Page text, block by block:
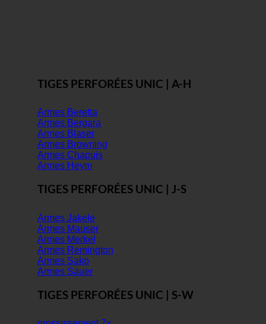
TIGES PERFORÉES UNIC | A-H
Armes Beretta
Armes Bergara
Armes Blaser
Armes Browning
Armes Chapuis
Armes Heym
TIGES PERFORÉES UNIC | J-S
Armes Jakele
Armes Mauser
Armes Merkel
Armes Remington
Armes Sako
Armes Sauer
TIGES PERFORÉES UNIC | S-W